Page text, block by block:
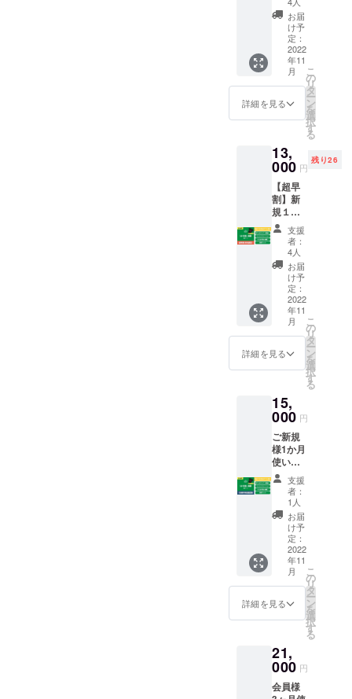
営業時
10:00-
18:30の
間とな
りま
す。
「法令
療行為
ではご
ざいま
せん。
効果に
は個人
差がご
ざいま
すこと
を予め
ご了承
くださ
い。」
動画 ＜
動画概
要＞ ・
動ける
身体を
つくる
準備運
動（約5
レーニ
ング
（約8
分） ・
下半身
のト
レーニ
ング
（約8
分） ・
スト
レッチ
（約4
分） ■
アフ
ターサ
ポート
ついて
ご質問
ありま
したら
お気軽
にお問
合せで
きるご
質問
フォー
ムをお
渡しい
たしま
す。 ※
動画は
てお渡
しいた
「法令
に基づ
く医
療、診
一般の
方／ご
支援
者・ご
家族、
ご友人
へのギ
フトと
してご
利用頂
す。
【内
容】 ■
初回カ
ウンセ
リング
■各種マ
シンの
使い方
説明レ
クリ
エー
ション
■お試し
マシン
利用（3
時間）
チケッ
トの使
用期限
は発行
日から6
か月間
です。
※ご利用
時間は
営業時
10:00-
18:30の
間とな
りま
す。
「法令
療行為
ではご
ざいま
せん。
お届
け予
定：
2022
年11
月
詳細を見る
こ
の
リ
タ
ー
ン
を
選
択
す
る
13,
000 円
残り26
【超早
割】新
規１か
月間使
い放題
プラン
対象）
一般／
ご支援
者・ご
家族、
ご友人
へのギ
フトと
してご
利用頂
す。
【内
容】 ■
初回カ
ウンセ
リング
■各種マ
シンの
使い方
説明レ
クリ
エー
ション
■ジムオ
リジナ
ルト
レーニ
シャツ1
レーニ
ングサ
ポート
■1ヶ月
支援
者：
4人
お届
け予
定：
2022
年11
月
詳細を見る
こ
の
リ
タ
ー
ン
を
選
択
す
る
15,
000 円
ご新規
様1か月
使い放
題チ
ケット1
枚 対
象）一
般／ご
支援
者・ご
家族、
ご友人
へのギ
フトと
してご
利用頂
す。
【内
容】 ■
初回カ
支援
者：
1人
お届
け予
定：
2022
年11
月
詳細を見る
こ
の
リ
タ
ー
ン
を
選
択
す
る
21,
000 円
会員様